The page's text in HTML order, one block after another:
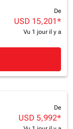
De
USD 15,201*
Vu 1 jour il y a
De
USD 5,992*